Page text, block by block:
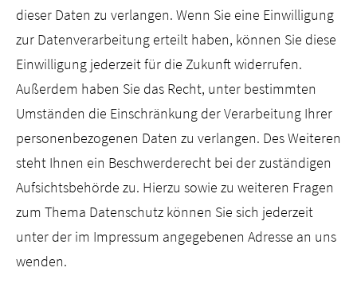
dieser Daten zu verlangen. Wenn Sie eine Einwilligung
zur Datenverarbeitung erteilt haben, können Sie diese
Einwilligung jederzeit für die Zukunft widerrufen.
Außerdem haben Sie das Recht, unter bestimmten
Umständen die Einschränkung der Verarbeitung Ihrer
personenbezogenen Daten zu verlangen. Des Weiteren
steht Ihnen ein Beschwerderecht bei der zuständigen
Aufsichtsbehörde zu. Hierzu sowie zu weiteren Fragen
zum Thema Datenschutz können Sie sich jederzeit
unter der im Impressum angegebenen Adresse an uns
wenden.